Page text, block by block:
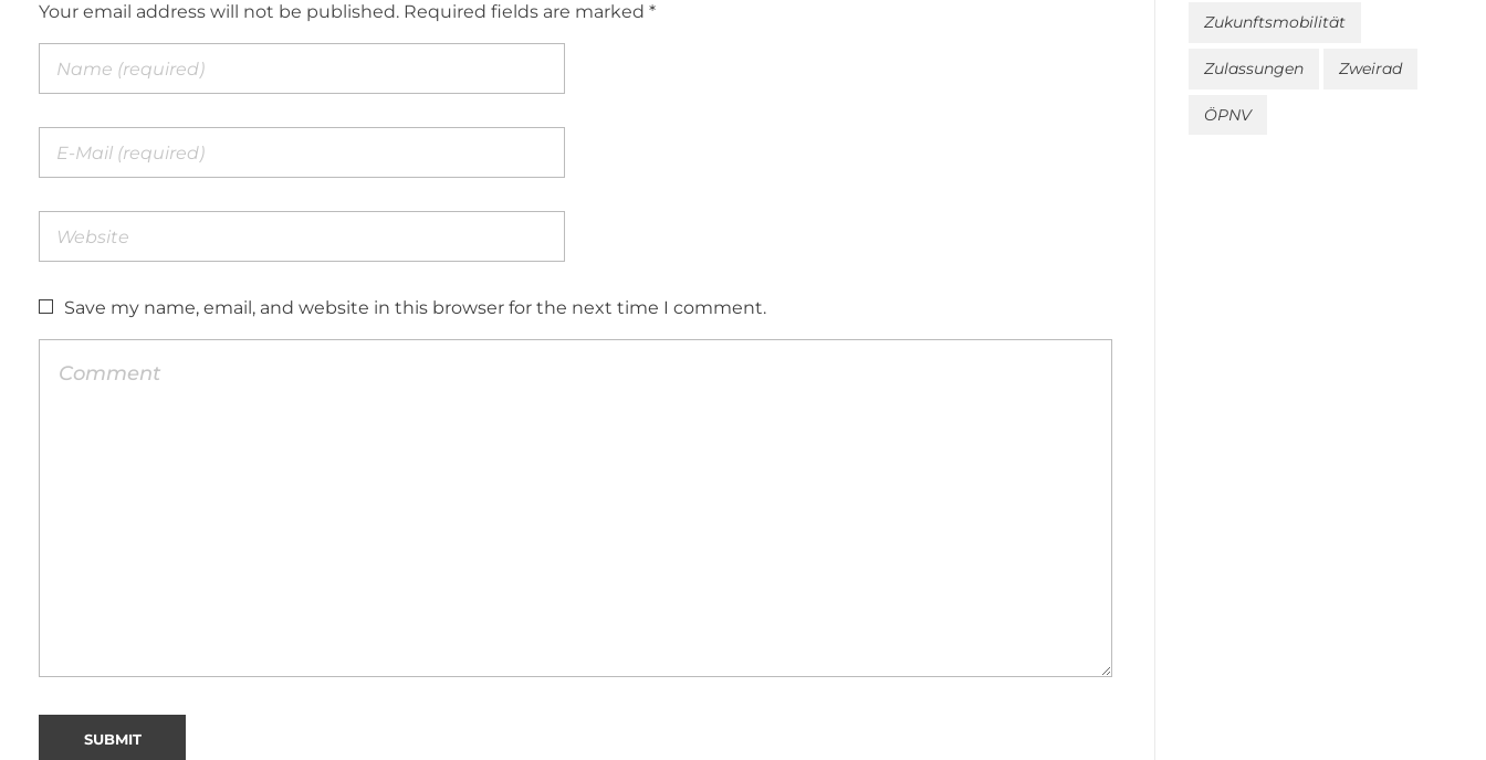
Your email address will not be published. Required fields are marked *
Save my name, email, and website in this browser for the next time I comment.
Zukunftsmobilität
Zulassungen Zweirad
ÖPNV